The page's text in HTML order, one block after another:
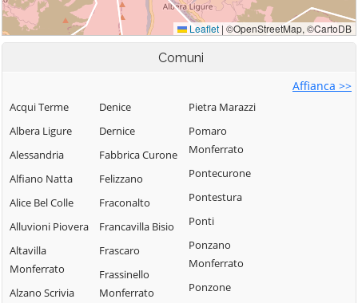
Comuni
Affianca >>
Acqui Terme
Albera Ligure
Alessandria
Alfiano Natta
Alice Bel Colle
Alluvioni Piovera
Altavilla
Monferrato
Alzano Scrivia
Denice
Dernice
Fabbrica Curone
Felizzano
Fraconalto
Francavilla Bisio
Frascaro
Frassinello
Monferrato
Pietra Marazzi
Pomaro
Monferrato
Pontecurone
Pontestura
Ponti
Ponzano
Monferrato
Ponzone